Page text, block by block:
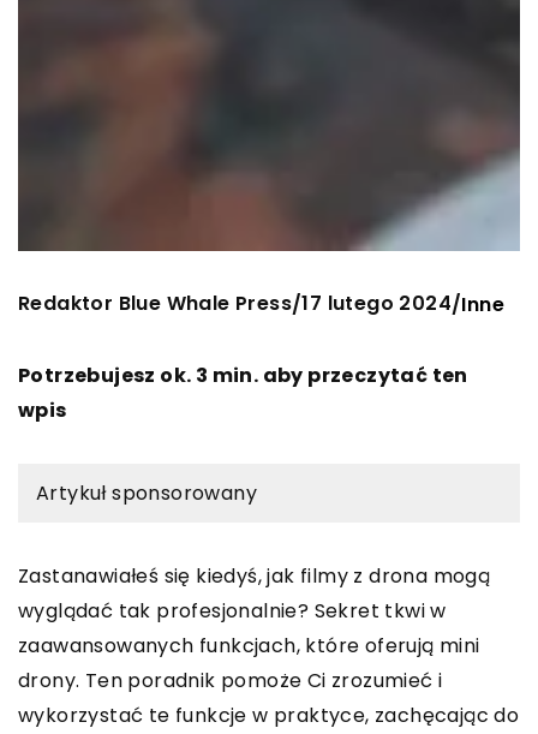
Redaktor Blue Whale Press/17 lutego 2024/Inne
Potrzebujesz ok. 3 min. aby przeczytać ten
wpis
Artykuł sponsorowany
Zastanawiałeś się kiedyś, jak filmy z drona mogą
wyglądać tak profesjonalnie? Sekret tkwi w
zaawansowanych funkcjach, które oferują mini
drony. Ten poradnik pomoże Ci zrozumieć i
wykorzystać te funkcje w praktyce, zachęcając do